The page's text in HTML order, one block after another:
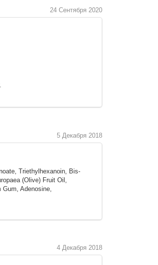
24 Сентября 2020
5 Декабря 2018
Triethylhexanoin, Bis-
(Olive) Fruit Oil,
Adenosine,
4 Декабря 2018